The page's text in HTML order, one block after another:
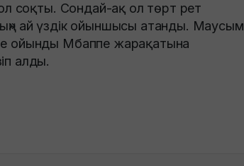
соқты. Сондай-ақ ол төрт рет
ай үздік ойыншысы атанды. Маусым
ойынды Мбаппе жарақатына
алды.